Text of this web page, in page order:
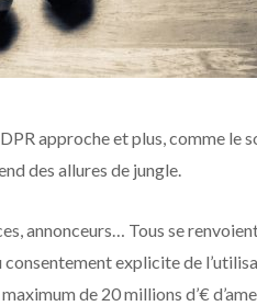
approche et plus, comme le
des allures de jungle.
annonceurs… Tous se
explicite de
de 20 millions d’€